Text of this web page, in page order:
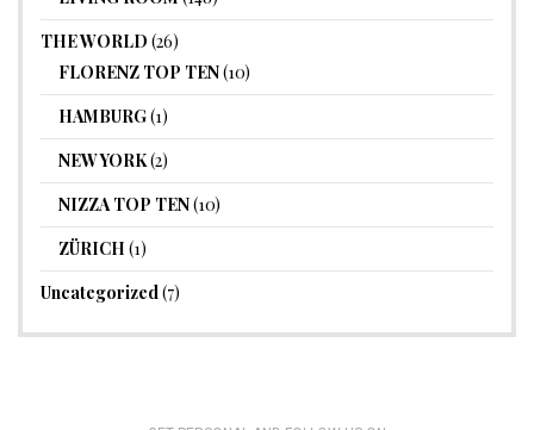
THE WORLD (26)
FLORENZ TOP TEN(10)
HAMBURG(1)
NEW YORK(2)
NIZZA TOP TEN(10)
ZÜRICH (1)
Uncategorized(7)